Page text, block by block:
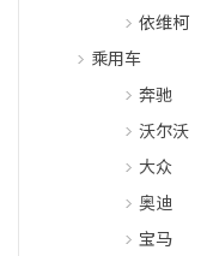
依维柯
乘用车
奔驰
沃尔沃
大众
奥迪
宝马